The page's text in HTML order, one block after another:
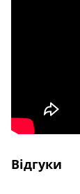
Відгуки